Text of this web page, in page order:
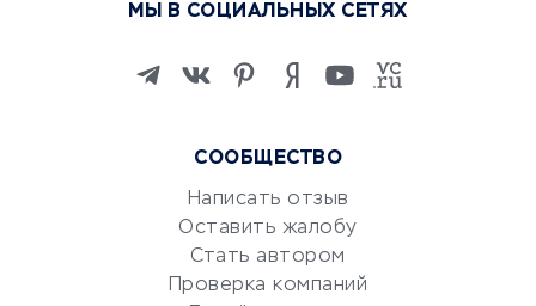
Изучение иностранных
Маркетинг и продажи
Репетиторство
Красота и здоровье
Сервисы по поиску работы
Сетевой маркетинг
СООБЩЕСТВО
Написать отзыв
Оставить жалобу
Стать автором
Проверка компаний
МЫ В СОЦИАЛЬНЫХ СЕТЯХ